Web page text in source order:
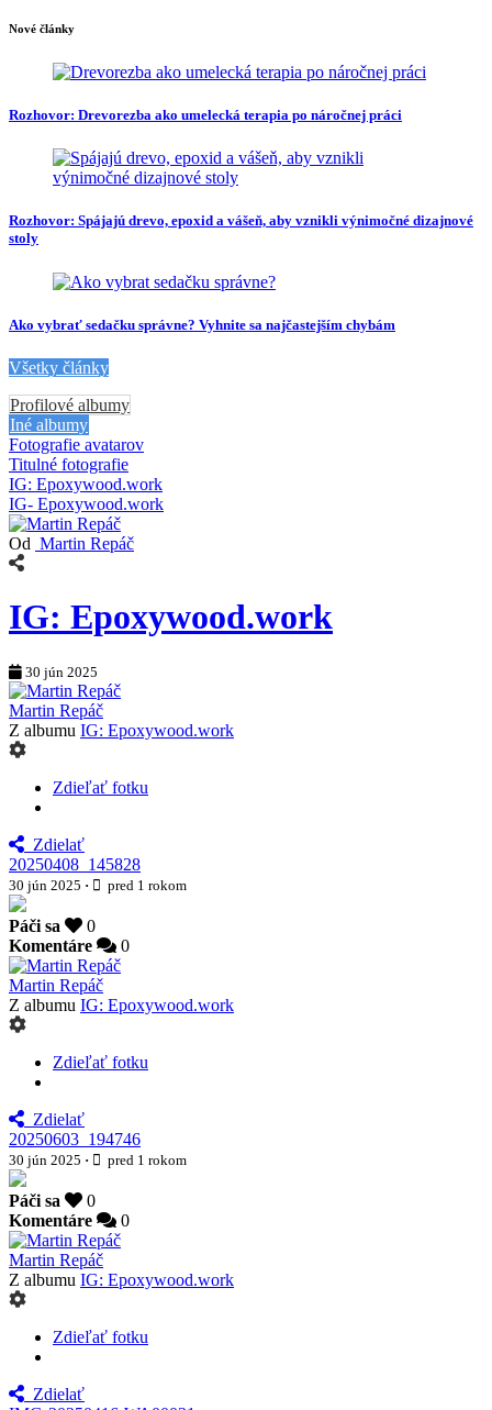
Nové články
Rozhovor: Drevorezba ako umelecká terapia po náročnej práci
Rozhovor: Spájajú drevo, epoxid a vášeň, aby vznikli výnimočné dizajnové
stoly
Ako vybrať sedačku správne? Vyhnite sa najčastejším chybám
Všetky články
Profilové albumy
Iné albumy
Fotografie avatarov
Titulné fotografie
IG: Epoxywood.work
IG- Epoxywood.work
Od Martin Repáč
IG: Epoxywood.work
30 jún 2025
Martin Repáč
Z albumu IG: Epoxywood.work
Zdieľať fotku
Zdielať
20250408_145828
30 jún 2025 · pred 1 rokom
Páči sa
0
Komentáre
0
Martin Repáč
Z albumu IG: Epoxywood.work
Zdieľať fotku
Zdielať
20250603_194746
30 jún 2025 · pred 1 rokom
Páči sa
0
Komentáre
0
Martin Repáč
Z albumu IG: Epoxywood.work
Zdieľať fotku
Zdielať